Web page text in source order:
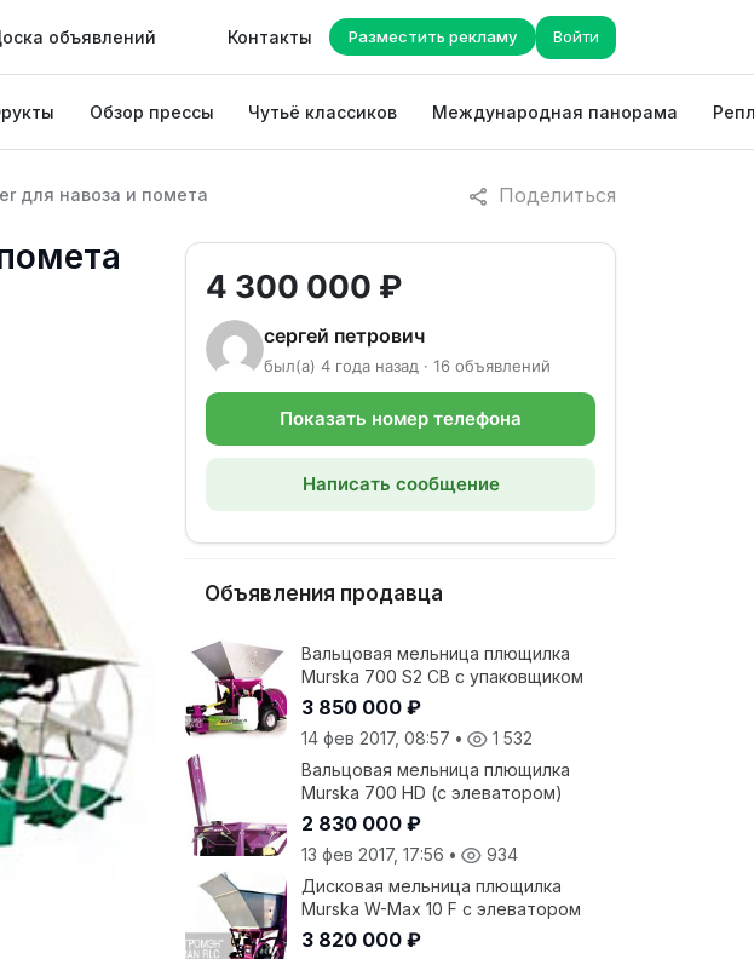
объявлений Контакты Разместить рекламу Войти
Обзор прессы Чутьё классиков Международная панорама
Поделиться
для навоза и помета
4 300 000 ₽
сергей петрович
был(а) 4 года назад · 16 объявлений
Показать номер телефона
Написать сообщение
Объявления продавца
Вальцовая мельница плющилка
Murska 700 S2 CB с упаковщиком
3 850 000 ₽
14 фев 2017, 08:57 •
1 532
Вальцовая мельница плющилка
Murska 700 HD (с элеватором)
2 830 000 ₽
13 фев 2017, 17:56 •
934
Дисковая мельница плющилка
Murska W-Max 10 F с элеватором
3 820 000 ₽